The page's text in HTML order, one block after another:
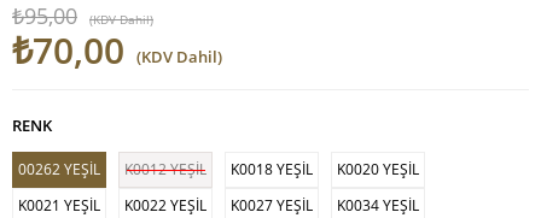
₺95,00 (KDV Dahil)
₺70,00 (KDV Dahil)
RENK
00262 YEŞİL K0012 YEŞİL K0018 YEŞİL
K0020 YEŞİL
K0021 YEŞİL
K0022 YEŞİL K0027 YEŞİL
K0034 YEŞİL